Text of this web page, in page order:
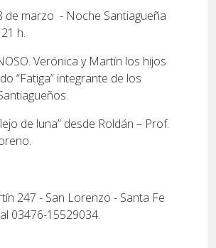
de marzo - Noche Santiagueña
h.
Verónica y Martín los hijos
“Fatiga” integrante de los
de luna” desde Roldán – Prof.
247 - San Lorenzo - Santa Fe
03476-15529034.